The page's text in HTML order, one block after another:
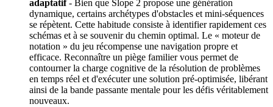
adaptatif- Bien que Slope 2 propose une génération
dynamique, certains archétypes d'obstacles et mini-séquences
se répètent. Cette habitude consiste à identifier rapidement ces
schémas et à se souvenir du chemin optimal. Le « moteur de
notation » du jeu récompense une navigation propre et
efficace. Reconnaître un piège familier vous permet de
contourner la charge cognitive de la résolution de problèmes
en temps réel et d'exécuter une solution pré-optimisée, libérant
ainsi de la bande passante mentale pour les défis véritablement
nouveaux.